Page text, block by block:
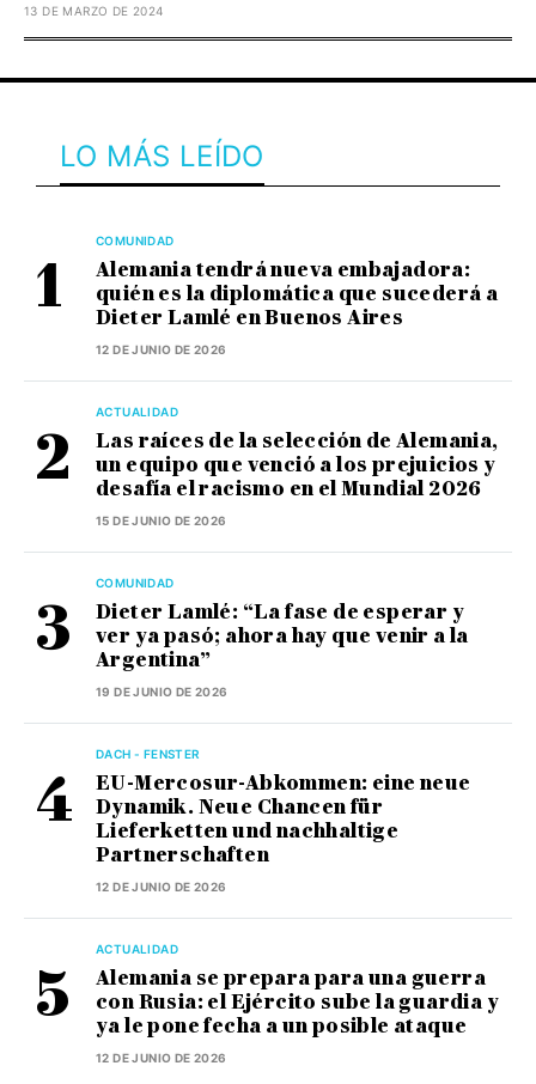
13 DE MARZO DE 2024
LO MÁS LEÍDO
COMUNIDAD
Alemania tendrá nueva embajadora:
quién es la diplomática que sucederá a
Dieter Lamlé en Buenos Aires
12 DE JUNIO DE 2026
ACTUALIDAD
Las raíces de la selección de Alemania,
un equipo que venció a los prejuicios y
desafía el racismo en el Mundial 2026
15 DE JUNIO DE 2026
COMUNIDAD
Dieter Lamlé: “La fase de esperar y
ver ya pasó; ahora hay que venir a la
Argentina”
19 DE JUNIO DE 2026
DACH - FENSTER
EU-Mercosur-Abkommen: eine neue
Dynamik. Neue Chancen für
Lieferketten und nachhaltige
Partnerschaften
12 DE JUNIO DE 2026
ACTUALIDAD
Alemania se prepara para una guerra
con Rusia: el Ejército sube la guardia y
ya le pone fecha a un posible ataque
12 DE JUNIO DE 2026